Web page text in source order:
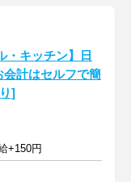
・キッチン】日
計はセルフで簡
]
+150円